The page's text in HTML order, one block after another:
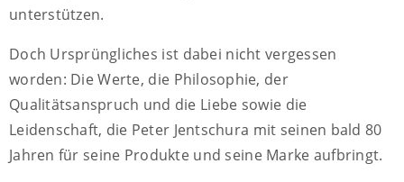
unterstützen.
Doch Ursprüngliches ist dabei nicht vergessen
worden: Die Werte, die Philosophie, der
Qualitätsanspruch und die Liebe sowie die
Leidenschaft, die Peter Jentschura mit seinen bald 80
Jahren für seine Produkte und seine Marke aufbringt.